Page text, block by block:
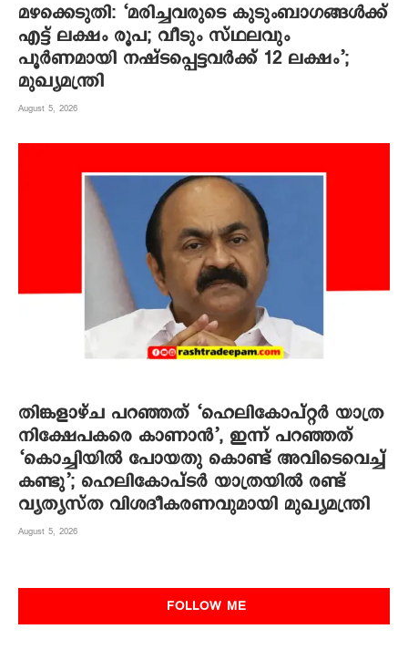
മഴക്കെടുതി: ‘മരിച്ചവരുടെ കുടുംബാഗങ്ങൾക്ക്
എട്ട് ലക്ഷം രൂപ; വീടും സ്ഥലവും
പൂർണമായി നഷ്ടപ്പെട്ടവർക്ക് 12 ലക്ഷം’;
മുഖ്യമന്ത്രി
August 5, 2026
തിങ്കളാഴ്ച പറഞ്ഞത് ‘ഹെലികോപ്റ്റർ യാത്ര
നിക്ഷേപകരെ കാണാൻ’, ഇന്ന് പറഞ്ഞത്
‘കൊച്ചിയിൽ പോയതു കൊണ്ട് അവിടെവെച്ച്
കണ്ടു’; ഹെലികോപ്ടർ യാത്രയിൽ രണ്ട്
വ്യത്യസ്ത വിശദീകരണവുമായി മുഖ്യമന്ത്രി
August 5, 2026
FOLLOW ME